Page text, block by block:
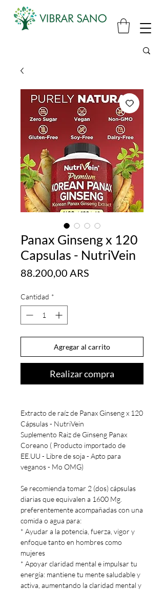
Panax Ginseng x 120
Capsulas - NutriVein
88.200,00 ARS
Cantidad *
Agregar al carrito
Realizar compra
Extracto de raíz de Panax Ginseng x 120
Cápsulas - NutriVein
Suplemento Raiz de Ginseng Panax
Coreano ( Producto importado de
EE.UU - Libre de soja - Apto para
veganos - Mo OMG)
Se recomienda tomar 2 (dos) cápsulas
diarias que equivalen a 1600 Mg.
preferentemente acompañadas con una
comida o agua para:
* Ayudar a la potencia, fuerza, vigor y
enfoque tanto en hombres como
mujeres
* Apoyar claridad mental e impulsar tu
energía: mantiene tu mente saludable y
activa, aumentando la claridad mental y